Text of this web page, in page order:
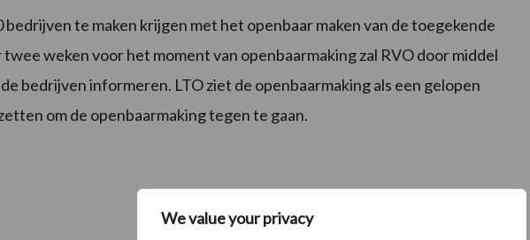
We value your privacy
bedrijven te maken krijgen met het openbaar maken van de toegekende
weken voor het moment van openbaarmaking zal RVO door middel
bedrijven informeren. LTO ziet de openbaarmaking als een gelopen
om de openbaarmaking tegen te gaan.